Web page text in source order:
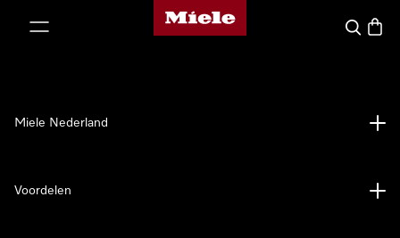
Homepage van Miele
Wat zoek
Miele Nederland
Voordelen